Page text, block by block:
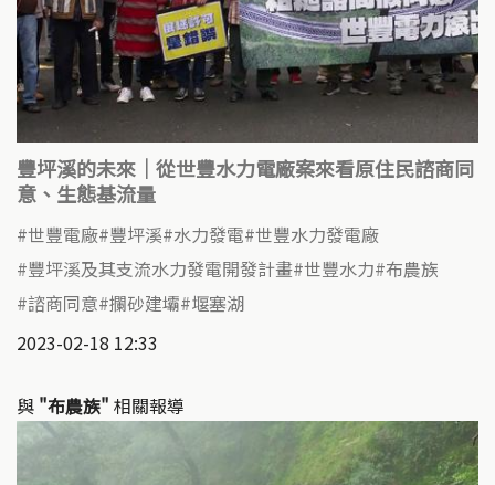
豐坪溪的未來｜從世豐水力電廠案來看原住民諮商同
意、生態基流量
世豐電廠 豐坪溪 水力發電 世豐水力發電廠
豐坪溪及其支流水力發電開發計畫 世豐水力 布農族
諮商同意 攔砂建壩 堰塞湖
2023-02-18 12:33
與 "布農族" 相關報導